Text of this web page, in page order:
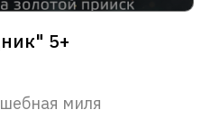
5+
миля